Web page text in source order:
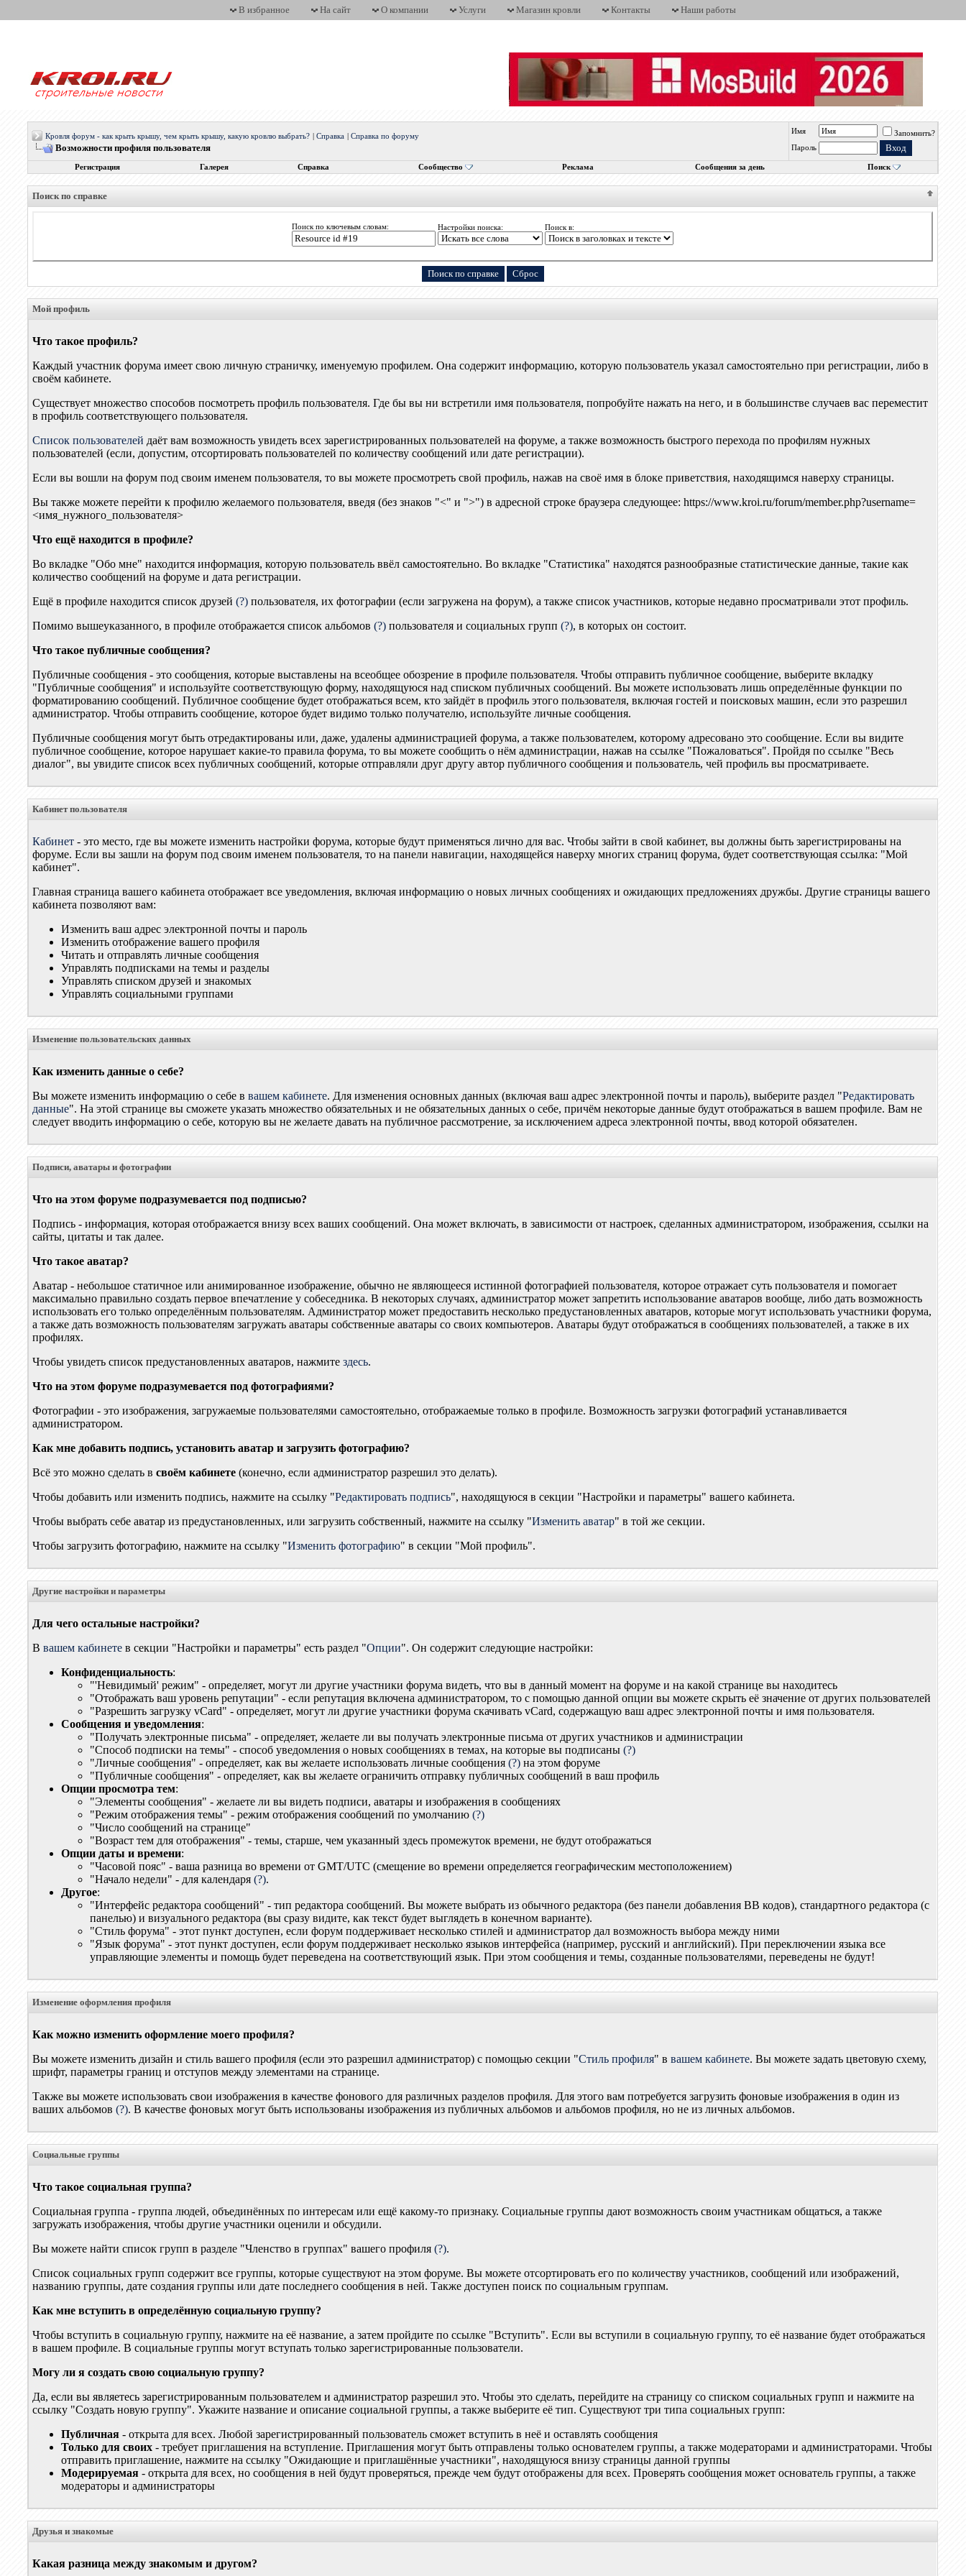
В избранное На сайт О компании Услуги Магазин кровли Контакты Наши работы
Кровля форум - как крыть крышу, чем крыть крышу, какую кровлю выбрать? |Справка |Справка по форуму
Возможности профиля пользователя
Имя
Запомнить?
Пароль
Регистрация Галерея Справка Сообщество Реклама Сообщения за день Поиск
Поиск по справке
Поиск по ключевым словам: Настройки поиска: Поиск в:
Мой профиль
Что такое профиль?
Каждый участник форума имеет свою личную страничку, именуемую профилем. Она содержит информацию, которую пользователь указал самостоятельно при регистрации, либо в
своём кабинете.
Существует множество способов посмотреть профиль пользователя. Где бы вы ни встретили имя пользователя, попробуйте нажать на него, и в большинстве случаев вас переместит
в профиль соответствующего пользователя.
Список пользователей даёт вам возможность увидеть всех зарегистрированных пользователей на форуме, а также возможность быстрого перехода по профилям нужных
пользователей (если, допустим, отсортировать пользователей по количеству сообщений или дате регистрации).
Если вы вошли на форум под своим именем пользователя, то вы можете просмотреть свой профиль, нажав на своё имя в блоке приветствия, находящимся наверху страницы.
Вы также можете перейти к профилю желаемого пользователя, введя (без знаков "<" и ">") в адресной строке браузера следующее: https://www.kroi.ru/forum/member.php?username=
<имя_нужного_пользователя>
Что ещё находится в профиле?
Во вкладке "Обо мне" находится информация, которую пользователь ввёл самостоятельно. Во вкладке "Статистика" находятся разнообразные статистические данные, такие как
количество сообщений на форуме и дата регистрации.
Ещё в профиле находится список друзей(?) пользователя, их фотографии (если загружена на форум), а также список участников, которые недавно просматривали этот профиль.
Помимо вышеуказанного, в профиле отображается список альбомов(?) пользователя и социальных групп(?), в которых он состоит.
Что такое публичные сообщения?
Публичные сообщения - это сообщения, которые выставлены на всеобщее обозрение в профиле пользователя. Чтобы отправить публичное сообщение, выберите вкладку
"Публичные сообщения" и используйте соответствующую форму, находящуюся над списком публичных сообщений. Вы можете использовать лишь определённые функции по
форматированию сообщений. Публичное сообщение будет отображаться всем, кто зайдёт в профиль этого пользователя, включая гостей и поисковых машин, если это разрешил
администратор. Чтобы отправить сообщение, которое будет видимо только получателю, используйте личные сообщения.
Публичные сообщения могут быть отредактированы или, даже, удалены администрацией форума, а также пользователем, которому адресовано это сообщение. Если вы видите
публичное сообщение, которое нарушает какие-то правила форума, то вы можете сообщить о нём администрации, нажав на ссылке "Пожаловаться". Пройдя по ссылке "Весь
диалог", вы увидите список всех публичных сообщений, которые отправляли друг другу автор публичного сообщения и пользователь, чей профиль вы просматриваете.
Кабинет пользователя
Кабинет - это место, где вы можете изменить настройки форума, которые будут применяться лично для вас. Чтобы зайти в свой кабинет, вы должны быть зарегистрированы на
форуме. Если вы зашли на форум под своим именем пользователя, то на панели навигации, находящейся наверху многих страниц форума, будет соответствующая ссылка: "Мой
кабинет".
Главная страница вашего кабинета отображает все уведомления, включая информацию о новых личных сообщениях и ожидающих предложениях дружбы. Другие страницы вашего
кабинета позволяют вам:
Изменить ваш адрес электронной почты и пароль
Изменить отображение вашего профиля
Читать и отправлять личные сообщения
Управлять подписками на темы и разделы
Управлять списком друзей и знакомых
Управлять социальными группами
Изменение пользовательских данных
Как изменить данные о себе?
Вы можете изменить информацию о себе ввашем кабинете. Для изменения основных данных (включая ваш адрес электронной почты и пароль), выберите раздел "Редактировать
данные". На этой странице вы сможете указать множество обязательных и не обязательных данных о себе, причём некоторые данные будут отображаться в вашем профиле. Вам не
следует вводить информацию о себе, которую вы не желаете давать на публичное рассмотрение, за исключением адреса электронной почты, ввод которой обязателен.
Подписи, аватары и фотографии
Что на этом форуме подразумевается под подписью?
Подпись - информация, которая отображается внизу всех ваших сообщений. Она может включать, в зависимости от настроек, сделанных администратором, изображения, ссылки на
сайты, цитаты и так далее.
Что такое аватар?
Аватар - небольшое статичное или анимированное изображение, обычно не являющееся истинной фотографией пользователя, которое отражает суть пользователя и помогает
максимально правильно создать первое впечатление у собеседника. В некоторых случаях, администратор может запретить использование аватаров вообще, либо дать возможность
использовать его только определённым пользователям. Администратор может предоставить несколько предустановленных аватаров, которые могут использовать участники форума,
а также дать возможность пользователям загружать аватары собственные аватары со своих компьютеров. Аватары будут отображаться в сообщениях пользователей, а также в их
профилях.
Чтобы увидеть список предустановленных аватаров, нажмитездесь.
Что на этом форуме подразумевается под фотографиями?
Фотографии - это изображения, загружаемые пользователями самостоятельно, отображаемые только в профиле. Возможность загрузки фотографий устанавливается
администратором.
Как мне добавить подпись, установить аватар и загрузить фотографию?
Всё это можно сделать всвоём кабинете (конечно, если администратор разрешил это делать).
Чтобы добавить или изменить подпись, нажмите на ссылку "Редактировать подпись", находящуюся в секции "Настройки и параметры" вашего кабинета.
Чтобы выбрать себе аватар из предустановленных, или загрузить собственный, нажмите на ссылку "Изменить аватар" в той же секции.
Чтобы загрузить фотографию, нажмите на ссылку "Изменить фотографию" в секции "Мой профиль".
Другие настройки и параметры
Для чего остальные настройки?
Ввашем кабинете в секции "Настройки и параметры" есть раздел "Опции". Он содержит следующие настройки:
Конфиденциальность:
"'Невидимый' режим" - определяет, могут ли другие участники форума видеть, что вы в данный момент на форуме и на какой странице вы находитесь
"Отображать ваш уровень репутации" - если репутация включена администратором, то с помощью данной опции вы можете скрыть её значение от других пользователей
"Разрешить загрузку vCard" - определяет, могут ли другие участники форума скачивать vCard, содержащую ваш адрес электронной почты и имя пользователя.
Сообщения и уведомления:
"Получать электронные письма" - определяет, желаете ли вы получать электронные письма от других участников и администрации
"Способ подписки на темы" - способ уведомления о новых сообщениях в темах, на которые вы подписаны(?)
"Личные сообщения" - определяет, как вы желаете использовать личные сообщения(?) на этом форуме
"Публичные сообщения" - определяет, как вы желаете ограничить отправку публичных сообщений в ваш профиль
Опции просмотра тем:
"Элементы сообщения" - желаете ли вы видеть подписи, аватары и изображения в сообщениях
"Режим отображения темы" - режим отображения сообщений по умолчанию(?)
"Число сообщений на странице"
"Возраст тем для отображения" - темы, старше, чем указанный здесь промежуток времени, не будут отображаться
Опции даты и времени:
"Часовой пояс" - ваша разница во времени от GMT/UTC (смещение во времени определяется географическим местоположением)
"Начало недели" - для календаря(?).
Другое:
"Интерфейс редактора сообщений" - тип редактора сообщений. Вы можете выбрать из обычного редактора (без панели добавления BB кодов), стандартного редактора (с
панелью) и визуального редактора (вы сразу видите, как текст будет выглядеть в конечном варианте).
"Стиль форума" - этот пункт доступен, если форум поддерживает несколько стилей и администратор дал возможность выбора между ними
"Язык форума" - этот пункт доступен, если форум поддерживает несколько языков интерфейса (например, русский и английский). При переключении языка все
управляющие элементы и помощь будет переведена на соответствующий язык. При этом сообщения и темы, созданные пользователями, переведены не будут!
Изменение оформления профиля
Как можно изменить оформление моего профиля?
Вы можете изменить дизайн и стиль вашего профиля (если это разрешил администратор) с помощью секции "Стиль профиля" ввашем кабинете. Вы можете задать цветовую схему,
шрифт, параметры границ и отступов между элементами на странице.
Также вы можете использовать свои изображения в качестве фонового для различных разделов профиля. Для этого вам потребуется загрузить фоновые изображения в один из
ваших альбомов(?). В качестве фоновых могут быть использованы изображения из публичных альбомов и альбомов профиля, но не из личных альбомов.
Социальные группы
Что такое социальная группа?
Социальная группа - группа людей, объединённых по интересам или ещё какому-то признаку. Социальные группы дают возможность своим участникам общаться, а также
загружать изображения, чтобы другие участники оценили и обсудили.
Вы можете найти список групп в разделе "Членство в группах" вашего профиля(?).
Список социальных групп содержит все группы, которые существуют на этом форуме. Вы можете отсортировать его по количеству участников, сообщений или изображений,
названию группы, дате создания группы или дате последнего сообщения в ней. Также доступен поиск по социальным группам.
Как мне вступить в определённую социальную группу?
Чтобы вступить в социальную группу, нажмите на её название, а затем пройдите по ссылке "Вступить". Если вы вступили в социальную группу, то её название будет отображаться
в вашем профиле. В социальные группы могут вступать только зарегистрированные пользователи.
Могу ли я создать свою социальную группу?
Да, если вы являетесь зарегистрированным пользователем и администратор разрешил это. Чтобы это сделать, перейдите на страницу со списком социальных групп и нажмите на
ссылку "Создать новую группу". Укажите название и описание социальной группы, а также выберите её тип. Существуют три типа социальных групп:
Публичная - открыта для всех. Любой зарегистрированный пользователь сможет вступить в неё и оставлять сообщения
Только для своих - требует приглашения на вступление. Приглашения могут быть отправлены только основателем группы, а также модераторами и администраторами. Чтобы
отправить приглашение, нажмите на ссылку "Ожидающие и приглашённые участники", находящуюся внизу страницы данной группы
Модерируемая - открыта для всех, но сообщения в ней будут проверяться, прежде чем будут отображены для всех. Проверять сообщения может основатель группы, а также
модераторы и администраторы
Друзья и знакомые
Какая разница между знакомым и другом?